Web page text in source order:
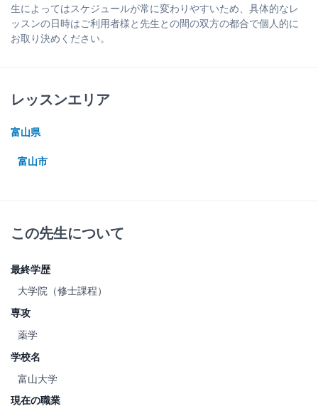
生によってはスケジュールが常に変わりやすいため、具体的なレ
ッスンの日時はご利用者様と先生との間の双方の都合で個人的に
お取り決めください。
レッスンエリア
富山県
富山市
この先生について
最終学歴
大学院（修士課程）
専攻
薬学
学校名
富山大学
現在の職業